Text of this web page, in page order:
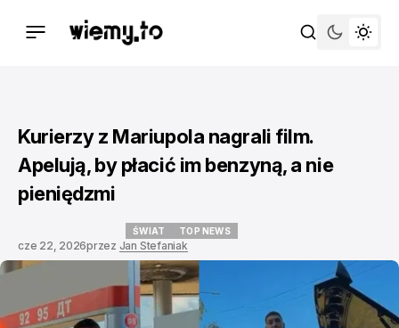
Kurierzy z Mariupola nagrali film.
Apelują, by płacić im benzyną, a nie
pieniędzmi
ŚWIAT TOP NEWS
cze 22, 2026przez Jan Stefaniak